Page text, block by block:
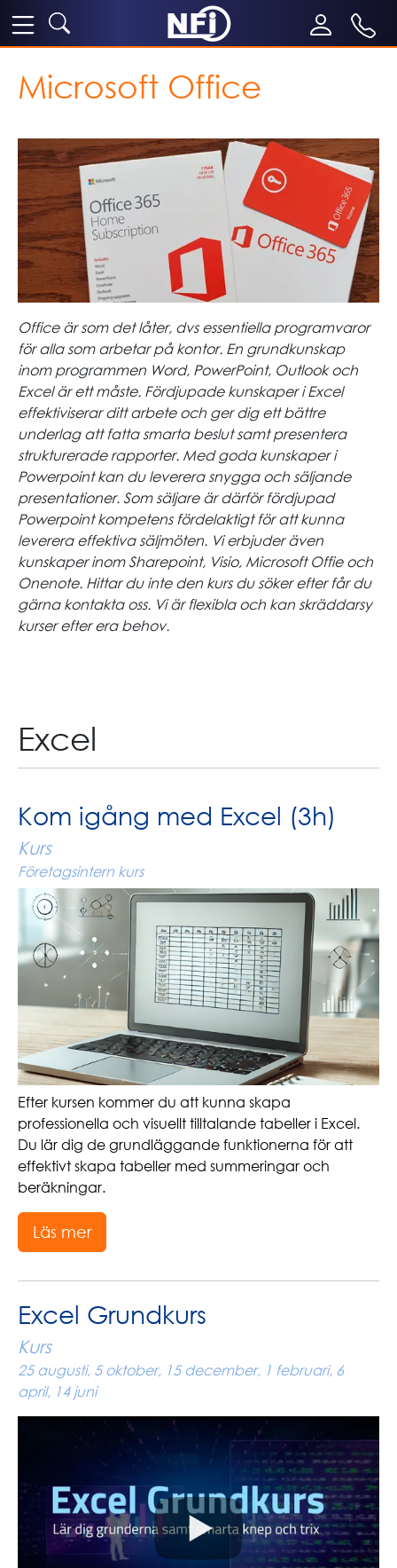
Microsoft Office
Office är som det låter, dvs essentiella programvaror
för alla som arbetar på kontor. En grundkunskap
inom programmen Word, PowerPoint, Outlook och
Excel är ett måste. Fördjupade kunskaper i Excel
effektiviserar ditt arbete och ger dig ett bättre
underlag att fatta smarta beslut samt presentera
strukturerade rapporter. Med goda kunskaper i
Powerpoint kan du leverera snygga och säljande
presentationer. Som säljare är därför fördjupad
Powerpoint kompetens fördelaktigt för att kunna
leverera effektiva säljmöten. Vi erbjuder även
kunskaper inom Sharepoint, Visio, Microsoft Offie och
Onenote. Hittar du inte den kurs du söker efter får du
gärna kontakta oss. Vi är flexibla och kan skräddarsy
kurser efter era behov.
Excel
Kom igång med Excel (3h)
Kurs
Företagsintern kurs
Efter kursen kommer du att kunna skapa
professionella och visuellt tilltalande tabeller i Excel.
Du lär dig de grundläggande funktionerna för att
effektivt skapa tabeller med summeringar och
beräkningar.
Läs mer
Excel Grundkurs
Kurs
25 augusti, 5 oktober, 15 december, 1 februari, 6
april, 14 juni